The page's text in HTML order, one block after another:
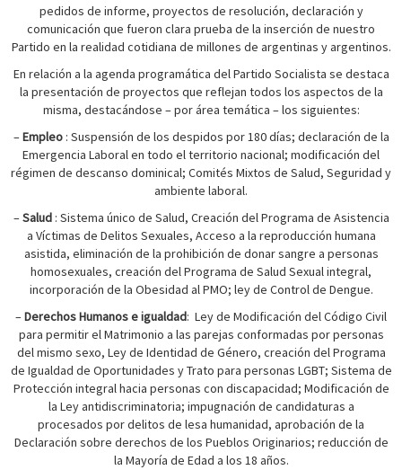
pedidos de informe, proyectos de resolución, declaración y
comunicación que fueron clara prueba de la inserción de nuestro
Partido en la realidad cotidiana de millones de argentinas y argentinos.
En relación a la agenda programática del Partido Socialista se destaca
la presentación de proyectos que reflejan todos los aspectos de la
misma, destacándose – por área temática – los siguientes:
–Empleo: Suspensión de los despidos por 180 días; declaración de la
Emergencia Laboral en todo el territorio nacional; modificación del
régimen de descanso dominical; Comités Mixtos de Salud, Seguridad y
ambiente laboral.
–Salud: Sistema único de Salud, Creación del Programa de Asistencia
a Víctimas de Delitos Sexuales, Acceso a la reproducción humana
asistida, eliminación de la prohibición de donar sangre a personas
homosexuales, creación del Programa de Salud Sexual integral,
incorporación de la Obesidad al PMO; ley de Control de Dengue.
–Derechos Humanos e igualdad: Ley de Modificación del Código Civil
para permitir el Matrimonio a las parejas conformadas por personas
del mismo sexo, Ley de Identidad de Género, creación del Programa
de Igualdad de Oportunidades y Trato para personas LGBT; Sistema de
Protección integral hacia personas con discapacidad; Modificación de
la Ley antidiscriminatoria; impugnación de candidaturas a
procesados por delitos de lesa humanidad, aprobación de la
Declaración sobre derechos de los Pueblos Originarios; reducción de
la Mayoría de Edad a los 18 años.